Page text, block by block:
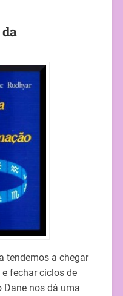
tendemos a chegar
fechar ciclos de
Dane nos dá uma